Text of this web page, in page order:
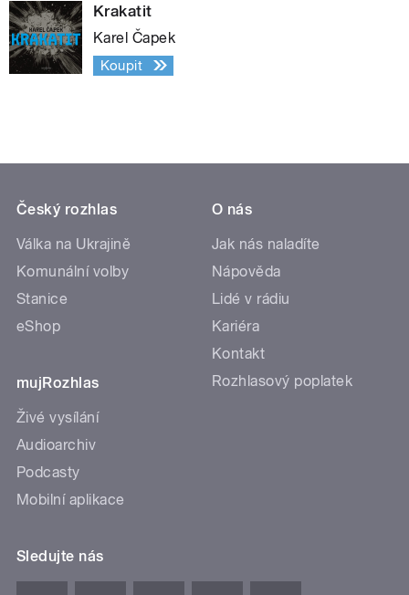
Krakatit
Karel Čapek
Koupit
Český rozhlas
Válka na Ukrajině
Komunální volby
Stanice
eShop
mujRozhlas
Živé vysílání
Audioarchiv
Podcasty
Mobilní aplikace
O nás
Jak nás naladíte
Nápověda
Lidé v rádiu
Kariéra
Kontakt
Rozhlasový poplatek
Sledujte nás